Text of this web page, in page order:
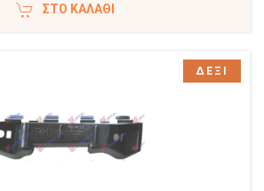
ΣΤΟ ΚΑΛΆΘΙ
ΔΕΞΙ